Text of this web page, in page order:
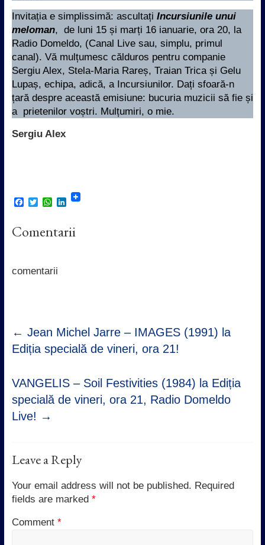
Invitația e simplissimă: ascultați Incursiunile unui
meloman, de luni 15 și marți 16 ianuarie, ora 20, la
Radio Domeldo, (Canal Live sau, simplu, primul
canal). Vă mulțumesc călduros pentru companie
Sergiu Alex, Stela-Maria Rareș, Traian Trica și Gelu
Lupaș, echipa, adică, a Incursiunilor. Dați sfoară-n
țară despre această emisiune: bucuria muzicii să fie și
a prietenilor voștri. Mulțumiri, o mie.
Sergiu Alex
F
e
b
k
T
t
t
W
t
s
p
L
k
e
Comentarii
comentarii
← Jean Michel Jarre – IMAGES (1991) la
Ediția specială de vineri, ora 21!
VANGELIS – Soil Festivities (1984) la Ediția
specială de vineri, ora 21, Radio Domeldo
Live! →
Leave a Reply
Your email address will not be published. Required
fields are marked *
Comment *